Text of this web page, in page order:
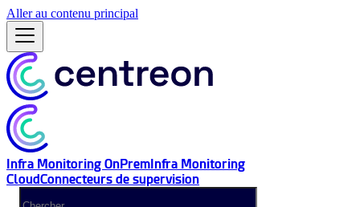
Aller au contenu principal
Infra Monitoring OnPremInfra Monitoring
CloudConnecteurs de supervision